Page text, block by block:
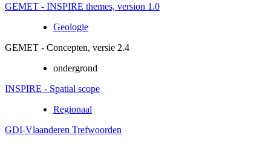
GEMET - INSPIRE themes, version 1.0
Geologie
GEMET - Concepten, versie 2.4
ondergrond
INSPIRE - Spatial scope
Regionaal
GDI-Vlaanderen Trefwoorden